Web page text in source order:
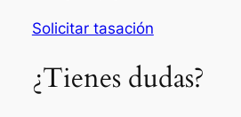
Solicitar tasación
¿Tienes dudas?